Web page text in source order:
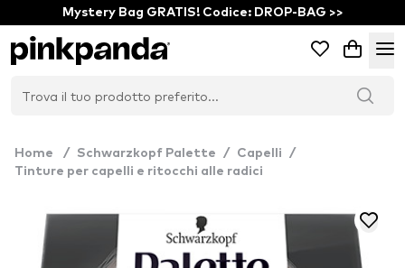
Mystery Bag GRATIS! Codice: DROP-BAG >>
Home / Schwarzkopf Palette / Capelli
/
Tinture per capelli e ritocchi alle radici